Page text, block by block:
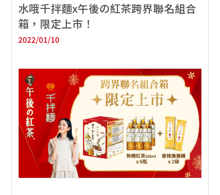
水哦千拌麵x午後の紅茶跨界聯名組合
箱，限定上市！
2022/01/10